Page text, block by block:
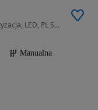
999 cm3 • 95 KM • 1.0TSI/95KM, Active, Klimatyzacja, LED, PL Salon, 1 Własciciel, FV23%
Manualna